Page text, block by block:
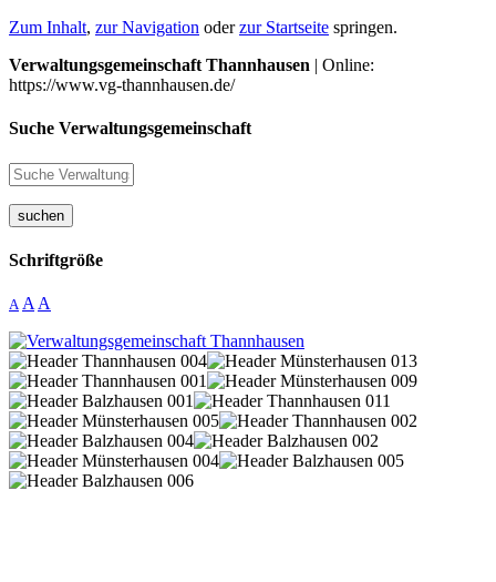
Zum Inhalt, zur Navigation oderzur Startseite springen.
Verwaltungsgemeinschaft Thannhausen | Online:
https://www.vg-thannhausen.de/
Suche Verwaltungsgemeinschaft
suchen
Schriftgröße
A A A